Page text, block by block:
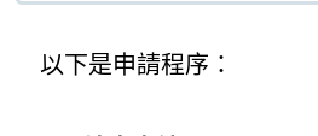
以下是申請程序：